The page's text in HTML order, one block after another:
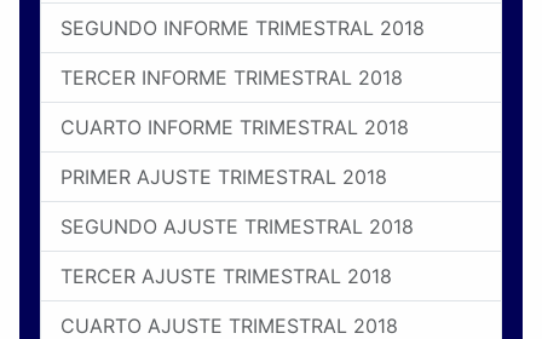
SEGUNDO INFORME TRIMESTRAL 2018
TERCER INFORME TRIMESTRAL 2018
CUARTO INFORME TRIMESTRAL 2018
PRIMER AJUSTE TRIMESTRAL 2018
SEGUNDO AJUSTE TRIMESTRAL 2018
TERCER AJUSTE TRIMESTRAL 2018
CUARTO AJUSTE TRIMESTRAL 2018